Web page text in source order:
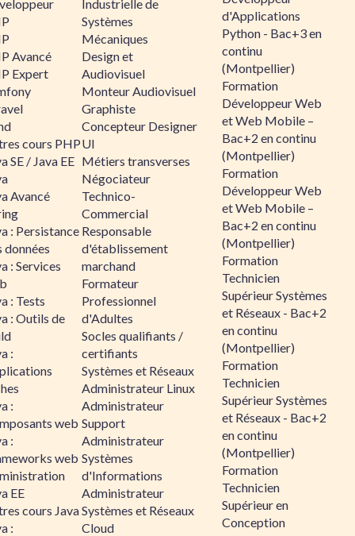
Avancé
Expert
cours PHP
SE / Java EE
Avancé
: Persistance
données
: Services
: Tests
: Outils de
:
:
web
:
web
EE
cours Java
:
Industrielle de
Systèmes
Mécaniques
Design et
Audiovisuel
Monteur Audiovisuel
Graphiste
Concepteur Designer
UI
Métiers transverses
Négociateur
Technico-
Commercial
Responsable
d'établissement
marchand
Formateur
Professionnel
d'Adultes
Socles qualifiants /
certifiants
Systèmes et Réseaux
Administrateur Linux
Administrateur
Support
Administrateur
Systèmes
d'Informations
Administrateur
Systèmes et Réseaux
Cloud
d'Applications
Python - Bac+3 en
continu
(Montpellier)
Formation
Développeur Web
et Web Mobile –
Bac+2 en continu
(Montpellier)
Formation
Développeur Web
et Web Mobile –
Bac+2 en continu
(Montpellier)
Formation
Technicien
Supérieur Systèmes
et Réseaux - Bac+2
en continu
(Montpellier)
Formation
Technicien
Supérieur Systèmes
et Réseaux - Bac+2
en continu
(Montpellier)
Formation
Technicien
Supérieur en
Conception